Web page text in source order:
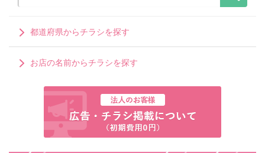
都道府県からチラシを探す
お店の名前からチラシを探す